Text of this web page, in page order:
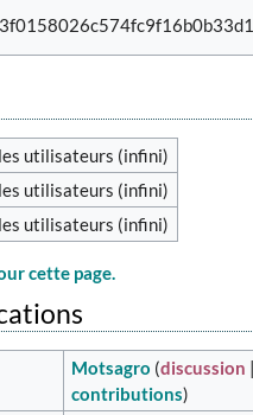
utilisateurs (infini)
utilisateurs (infini)
utilisateurs (infini)
cette page.
Motsagro (discussion
contributions)